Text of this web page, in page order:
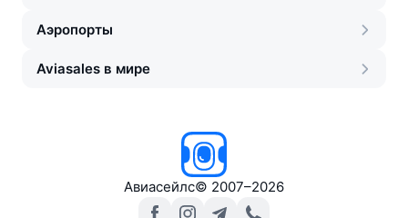
Аэропорты
Aviasales в мире
Авиасейлс© 2007–2026